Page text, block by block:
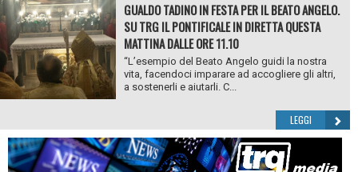
GUALDO TADINO IN FESTA PER IL BEATO ANGELO.
SU TRG IL PONTIFICALE IN DIRETTA QUESTA
MATTINA DALLE ORE 11.10
“L’esempio del Beato Angelo guidi la nostra
vita, facendoci imparare ad accogliere gli altri,
a sostenerli e aiutarli. C...
LEGGI